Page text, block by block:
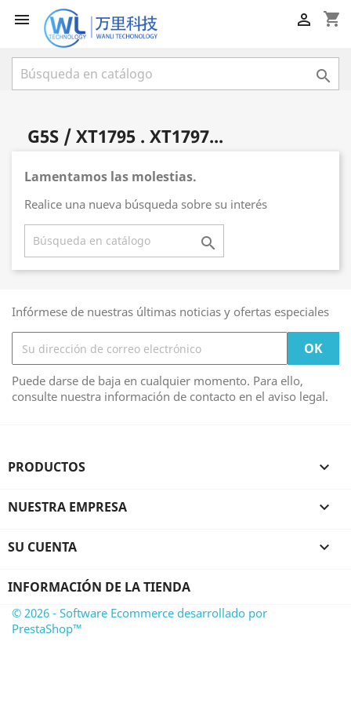
 shopping_cart


G5S / XT1795 . XT1797...
Lamentamos las molestias.
Realice una nueva búsqueda sobre su interés

Infórmese de nuestras últimas noticias y ofertas especiales
Puede darse de baja en cualquier momento. Para ello,
consulte nuestra información de contacto en el aviso legal.
PRODUCTOS 
NUESTRA EMPRESA 
SU CUENTA 
INFORMACIÓN DE LA TIENDA
© 2026 - Software Ecommerce desarrollado por
PrestaShop™